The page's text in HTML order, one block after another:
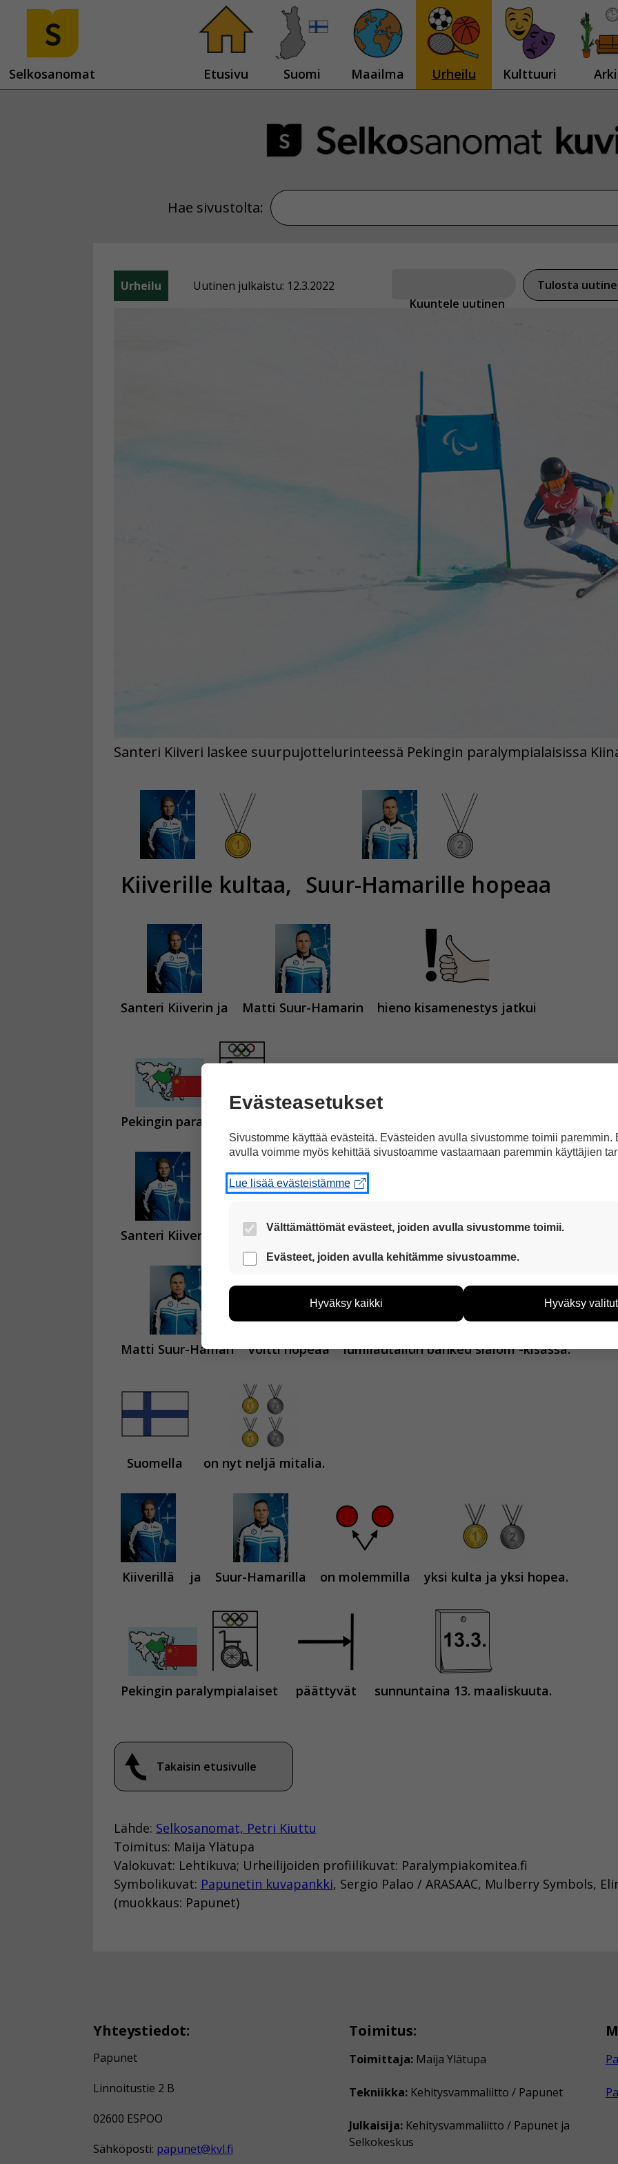
Selkosanomat Etusivu Suomi Maailma Urheilu Kulttuuri Arki
Hae sivustolta:
Urheilu
Uutinen julkaistu: 12.3.2022
Kuuntele uutinen
Tulosta
Kiiverille kultaa, Suur-Hamarille hopeaa
Santeri Kiiveri laskee suurpujottelurinteessä Pekingin paralympialaisissa
Santeri Kiiverin ja Matti Suur-Hamarin hieno kisamenestys jatkui
Pekingin paralympialaisissa.
Santeri Kiiveri voitti kultaa suurpujottelussa.
Matti Suur-Hamari voitti hopeaa lumilautailun banked slalom -kisassa.
Suomella on nyt neljä mitalia.
Kiiverillä ja Suur-Hamarilla on molemmilla yksi kulta ja yksi hopea.
Pekingin paralympialaiset päättyvät sunnuntaina 13. maaliskuuta.
Takaisin etusivulle
Lähde: Selkosanomat, Petri Kiuttu
Toimitus: Maija Ylätupa
Valokuvat: Lehtikuva; Urheilijoiden profiilikuvat: Paralympiakomitea.fi
Symbolikuvat: Papunetin kuvapankki, Sergio Palao / ARASAAC, Mulberry Symbols,
(muokkaus: Papunet)
Yhteystiedot:
Papunet
Linnoitustie 2 B
02600 ESPOO
Sähköposti: papunet@kvl.fi
Toimitus:
Toimittaja: Maija Ylätupa
Tekniikka: Kehitysvammaliitto / Papunet
Julkaisija: Kehitysvammaliitto / Papunet ja
Selkokeskus
Evästeasetukset
Sivustomme käyttää evästeitä. Evästeiden avulla sivustomme toimii paremmin.
avulla voimme myös kehittää sivustoamme vastaamaan paremmin käyttäjien
Lue lisää evästeistämme
Välttämättömät evästeet, joiden avulla sivustomme toimii.
Nämä evästeet ovat aina käytössä, jotta sivustoamme voi käyttää sujuvasti
Evästeet, joiden avulla kehitämme sivustoamme.
voimme kehittää sivustoamme vastaamaan paremmin käyttäjien tarpeita.
esimerkiksi kävijämääristä ja siitä, mitä sivuja käytetään ja miten sivuilla
kuitenkaan kerää henkilötietoja kuten nimiä, eikä tietoja voi yhdistää
Hyväksy kaikki Hyväksy valitut